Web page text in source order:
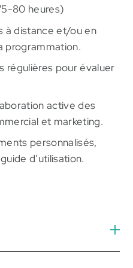
80 heures)
à distance et/ou en
programmation.
régulières pour évaluer
active des
et marketing.
personnalisés,
d’utilisation.